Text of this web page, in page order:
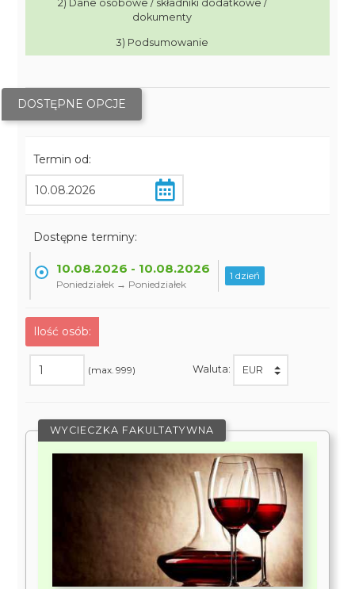
2) Dane osobowe / składniki dodatkowe /
dokumenty
3) Podsumowanie
DOSTĘPNE OPCJE
Termin od:
Dostępne terminy:
10.08.2026 - 10.08.2026
Poniedziałek → Poniedziałek
1 dzień
Ilość osób:
(max. 999) Waluta:
WYCIECZKA FAKULTATYWNA